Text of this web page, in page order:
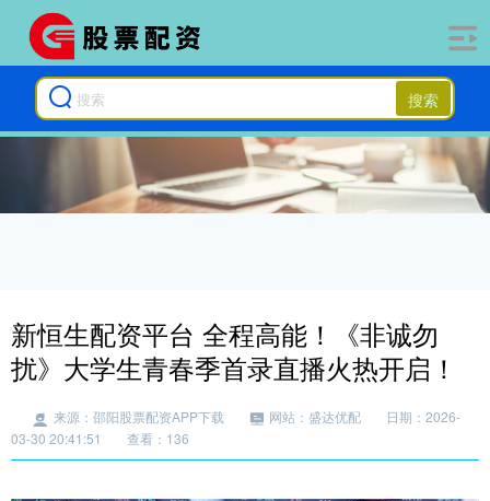
搜索
新恒生配资平台 全程高能！《非诚勿
扰》大学生青春季首录直播火热开启！
来源：邵阳股票配资APP下载 网站：盛达优配
日期：2026-
03-30 20:41:51
查看：136